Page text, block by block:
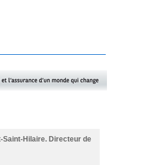
Saint-Hilaire. Directeur de